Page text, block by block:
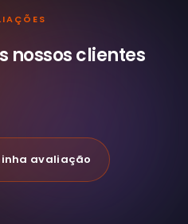
nossosclientes
avaliação